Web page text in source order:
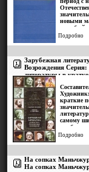
новыми
и
процесса
на
периода
главы,
главы:
работы
Подробно
Зарубежная
Возрождения
литературы в
характеры инфо
краткие
самому
классов,
тем, кто
поисках
Подробно
На сопках
На сопках